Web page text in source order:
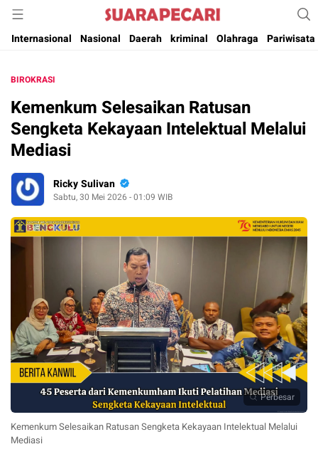
Suara Pecari
Suara Pencerahan Anak Negeri ( Berita Aktual & Terpercaya )
Internasional
Nasional Daerah kriminal Olahraga Pariwisata
BIROKRASI
Kemenkum Selesaikan Ratusan
Sengketa Kekayaan Intelektual Melalui
Mediasi
Ricky Sulivan
Sabtu, 30 Mei 2026 - 01:09 WIB
Perbesar
Kemenkum Selesaikan Ratusan Sengketa Kekayaan Intelektual Melalui
Mediasi